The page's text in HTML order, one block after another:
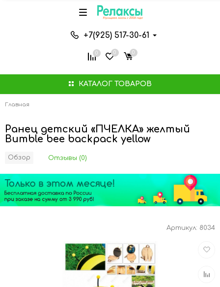
КАТАЛОГ ТОВАРОВ
+7(925) 517-30-61
0 0 0
Главная
Ранец детский «ПЧЕЛКА» желтый
Bumble bee backpack yellow
Обзор Отзывы (0)
Артикул: 8034